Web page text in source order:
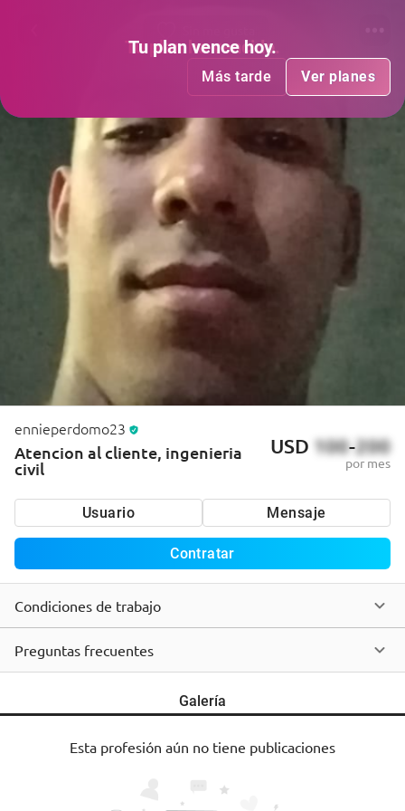
Tu plan ha vencido.
Más tarde Ver planes
Tu plan vence hoy.
Más tarde Ver planes
ennieperdomo23
Atencion al cliente, ingenieria
civil
USD 100-200
por mes
Usuario Mensaje
Contratar
Condiciones de trabajo
Preguntas frecuentes
Galería
Esta profesión aún no tiene publicaciones